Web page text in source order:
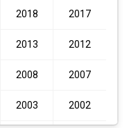
2018 2017
2013 2012
2008 2007
2003 2002